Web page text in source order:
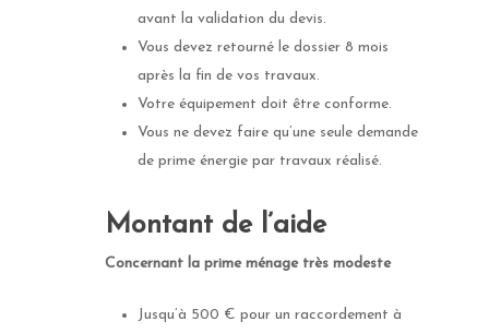
avant la validation du devis.
Vous devez retourné le dossier 8 mois
après la fin de vos travaux.
Votre équipement doit être conforme.
Vous ne devez faire qu’une seule demande
de prime énergie par travaux réalisé.
Montant de l’aide
Concernant la prime ménage très modeste
Jusqu’à 500 € pour un raccordement à